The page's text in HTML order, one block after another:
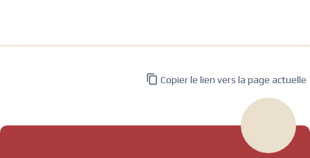
 Copier le lien vers la page actuelle